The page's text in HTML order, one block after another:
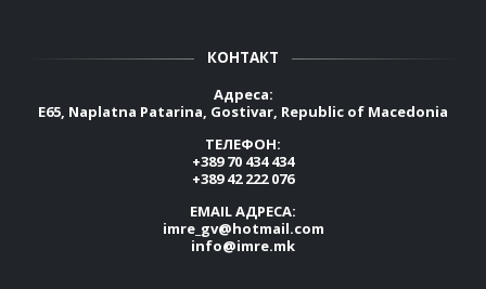
КОНТАКТ
Адреса:
E65, Naplatna Patarina, Gostivar, Republic of Macedonia
ТЕЛЕФОН:
+389 70 434 434
+389 42 222 076
EMAIL АДРЕСА:
imre_gv@hotmail.com
info@imre.mk